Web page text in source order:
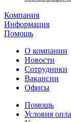
Компания
Информация
Помощь
О компании
Новости
Сотрудники
Вакансии
Офисы
Помощь
Условия